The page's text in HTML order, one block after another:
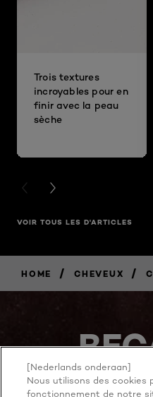
Trois textures
incroyables pour en
finir avec la peau
sèche
PREVIOUS CARD
NEXT CARD
VOIR TOUS LES D'ARTICLES
HOME / CHEVEUX /
[Nederlands onderaan]
Nous utilisons des cookies
fonctionnement de notre